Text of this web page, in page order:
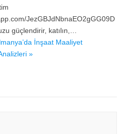
JezGBJdNbnaEO2gGG09D
güçlendirir, katılın,…
İnşaat Maaliyet
»